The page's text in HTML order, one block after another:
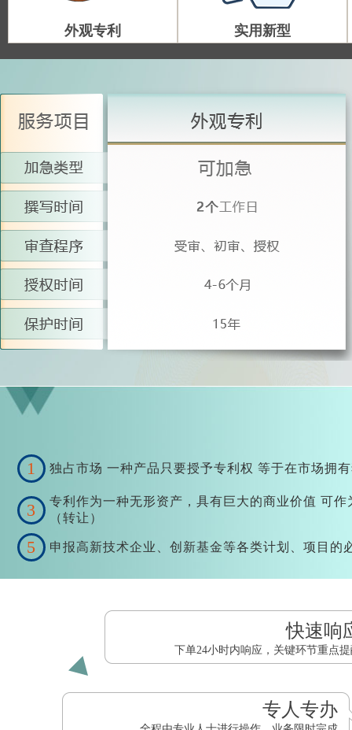
外观专利 实用新型
1 独占市场 一种产品只要授予专利权 等于在市场拥
3
专利作为一种无形资产，具有巨大的商业价值 可作
（转让）
5 申报高新技术企业、创新基金等各类计划、项目的
快速响
下单24小时内响应，关键环节重点
专人专办